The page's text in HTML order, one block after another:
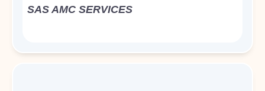
SAS AMC SERVICES